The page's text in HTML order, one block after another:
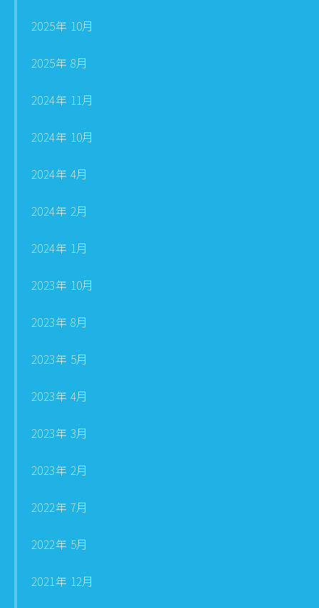
2025年 10月
2025年 8月
2024年 11月
2024年 10月
2024年 4月
2024年 2月
2024年 1月
2023年 10月
2023年 8月
2023年 5月
2023年 4月
2023年 3月
2023年 2月
2022年 7月
2022年 5月
2021年 12月